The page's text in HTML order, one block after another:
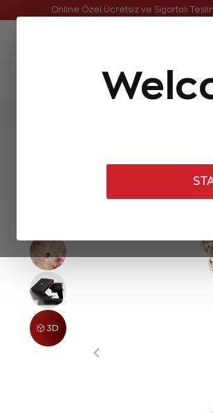
Online Özel Ücretsiz ve Sigortalı
Aynı Gün Kargo